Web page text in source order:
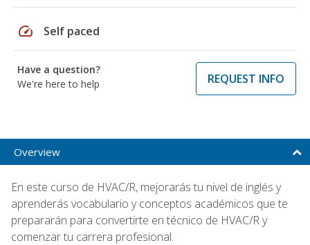
speed Self paced
Have a question?
We're here to help
REQUEST INFO
Overview
En este curso de HVAC/R, mejorarás tu nivel de inglés y
aprenderás vocabulario y conceptos académicos que te
prepararán para convertirte en técnico de HVAC/R y
comenzar tu carrera profesional.